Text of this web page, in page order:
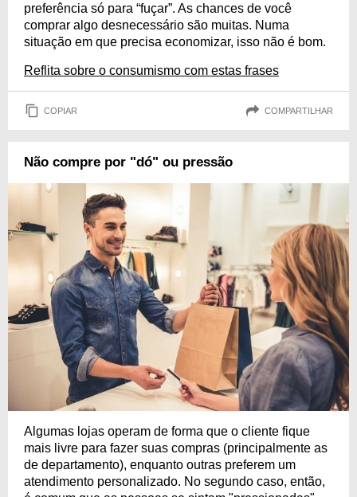
preferência só para “fuçar”. As chances de você
comprar algo desnecessário são muitas. Numa
situação em que precisa economizar, isso não é bom.
Reflita sobre o consumismo com estas frases
COPIAR COMPARTILHAR
Não compre por "dó" ou pressão
Algumas lojas operam de forma que o cliente fique
mais livre para fazer suas compras (principalmente as
de departamento), enquanto outras preferem um
atendimento personalizado. No segundo caso, então,